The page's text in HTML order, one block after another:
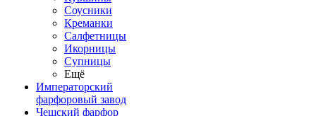
Соусники
Креманки
Салфетницы
Икорницы
Супницы
Ещё
Императорский
фарфоровый завод
Чешский фарфор